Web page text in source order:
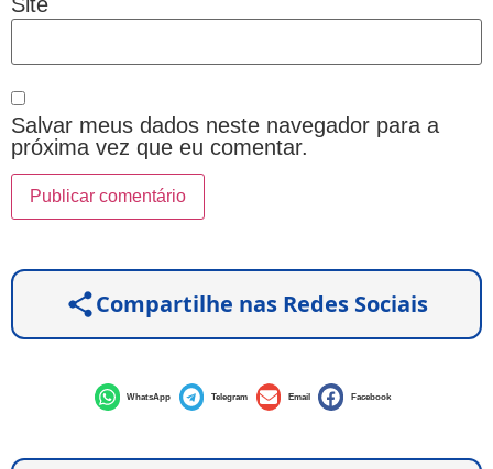
Salvar meus dados neste navegador para a
próxima vez que eu comentar.
Compartilhe nas Redes Sociais
WhatsApp Telegram Email Facebook